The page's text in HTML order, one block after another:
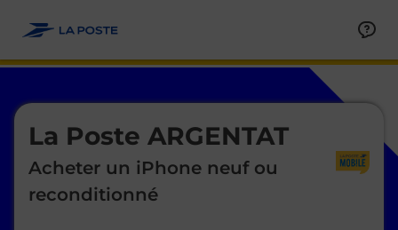
La Poste ARGENTAT
Acheter un iPhone neuf ou
reconditionné
Le lien s'ouvre dans un nouvel onglet